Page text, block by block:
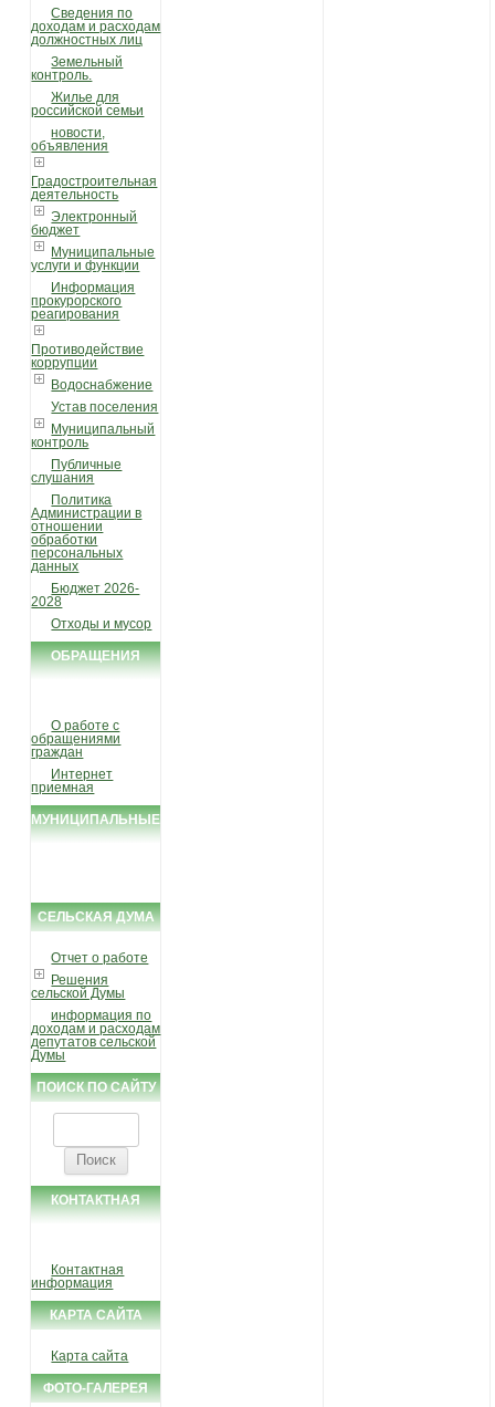
Сведения по
доходам и расходам
должностных лиц
Земельный
контроль.
Жилье для
российской семьи
новости,
объявления
Градостроительная
деятельность
Электронный
бюджет
Муниципальные
услуги и функции
Информация
прокурорского
реагирования
Противодействие
коррупции
Водоснабжение
Устав поселения
Муниципальный
контроль
Публичные
слушания
Политика
Администрации в
отношении
обработки
персональных
данных
Бюджет 2026-
2028
Отходы и мусор
ОБРАЩЕНИЯ
О работе с
обращениями
граждан
Интернет
приемная
МУНИЦИПАЛЬНЫЕ
СЕЛЬСКАЯ ДУМА
Отчет о работе
Решения
сельской Думы
информация по
доходам и расходам
депутатов сельской
Думы
ПОИСК ПО САЙТУ
КОНТАКТНАЯ
Контактная
информация
КАРТА САЙТА
Карта сайта
ФОТО-ГАЛЕРЕЯ